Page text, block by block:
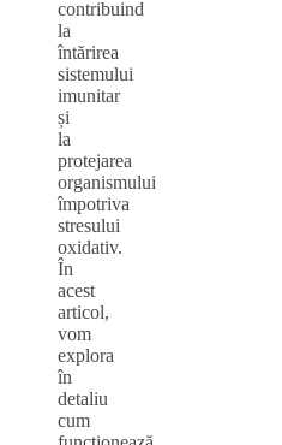
contribuind
la
întărirea
sistemului
imunitar
și
la
protejarea
organismului
împotriva
stresului
oxidativ.
În
acest
articol,
vom
explora
în
detaliu
cum